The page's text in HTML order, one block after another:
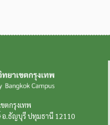
ตกรุงเทพ
อ.ธัญบุรี ปทุมธานี 12110